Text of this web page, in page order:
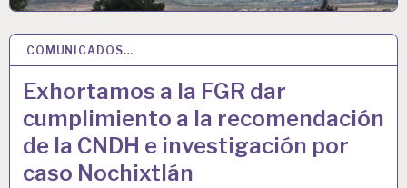
COMUNICADOS…
Exhortamos a la FGR dar
cumplimiento a la recomendación
de la CNDH e investigación por
caso Nochixtlán
21 JUL 2023